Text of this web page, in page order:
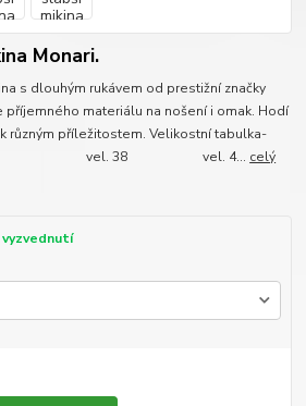
Monari.
s dlouhým rukávem od prestižní značky
příjemného materiálu na nošení i omak. Hodí
různým příležitostem. Velikostní tabulka-
vel. 36 vel. 38 vel. 4... celý
vyzvednutí